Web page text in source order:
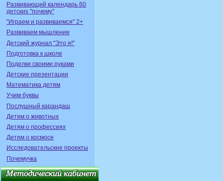
Развивающий календарь 60
детских "почему"
"Играем и развиваемся" 2+
Развиваем мышление
Детский журнал "Это я!"
Подготовка к школе
Поделки своими руками
Детские презентации
Математика детям
Учим буквы
Послушный карандаш
Детям о животных
Детям о профессиях
Детям о космосе
Исследовательские проекты
Почемучка